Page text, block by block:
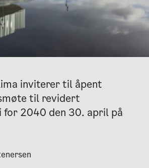
inviterer til åpent
til revidert
2040 den 30. april på